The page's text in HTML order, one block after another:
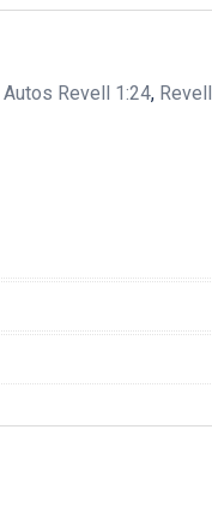
Autos Revell 1:24, Revell